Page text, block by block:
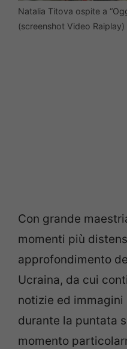
Natalia Titova ospite a
(screenshot Video Raiplay)
Con grande
momenti più
approfondimento
Ucraina, da cui
notizie ed immagini
durante la puntata
momento